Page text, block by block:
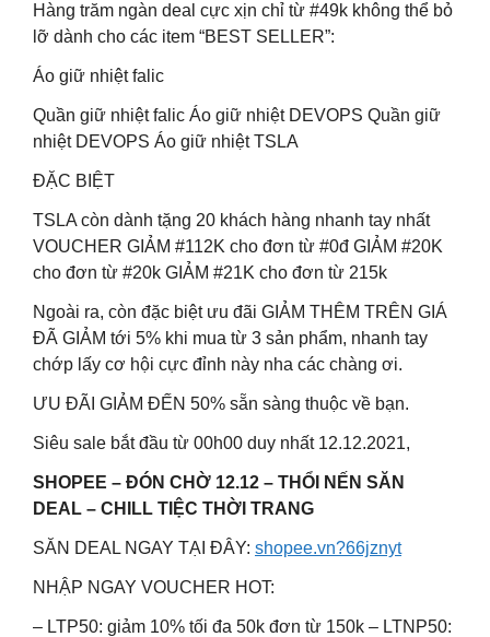
Hàng trăm ngàn deal cực xịn chỉ từ #49k không thể bỏ
lỡ dành cho các item “BEST SELLER”:
Áo giữ nhiệt falic
Quần giữ nhiệt falic Áo giữ nhiệt DEVOPS Quần giữ
nhiệt DEVOPS Áo giữ nhiệt TSLA
ĐẶC BIỆT
TSLA còn dành tặng 20 khách hàng nhanh tay nhất
VOUCHER GIẢM #112K cho đơn từ #0đ GIẢM #20K
cho đơn từ #20k GIẢM #21K cho đơn từ 215k
Ngoài ra, còn đặc biệt ưu đãi GIẢM THÊM TRÊN GIÁ
ĐÃ GIẢM tới 5% khi mua từ 3 sản phẩm, nhanh tay
chớp lấy cơ hội cực đỉnh này nha các chàng ơi.
ƯU ĐÃI GIẢM ĐẾN 50% sẵn sàng thuộc về bạn.
Siêu sale bắt đầu từ 00h00 duy nhất 12.12.2021,
SHOPEE – ĐÓN CHỜ 12.12 – THỔI NẾN SĂN
DEAL – CHILL TIỆC THỜI TRANG
SĂN DEAL NGAY TẠI ĐÂY: shopee.vn?66jznyt
NHẬP NGAY VOUCHER HOT:
– LTP50: giảm 10% tối đa 50k đơn từ 150k – LTNP50: